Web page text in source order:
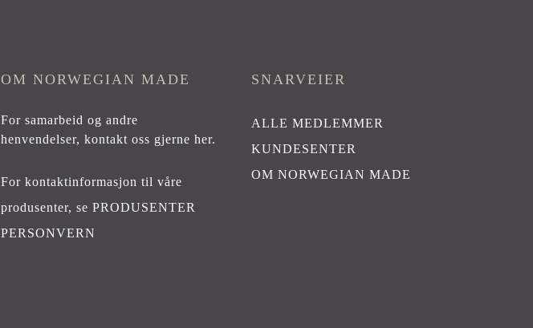
OM NORWEGIAN MADE
For samarbeid og andre
henvendelser,kontakt oss gjerne her.
For kontaktinformasjon til våre
produsenter, sePRODUSENTER
PERSONVERN
SNARVEIER
ALLE MEDLEMMER
KUNDESENTER
OM NORWEGIAN MADE